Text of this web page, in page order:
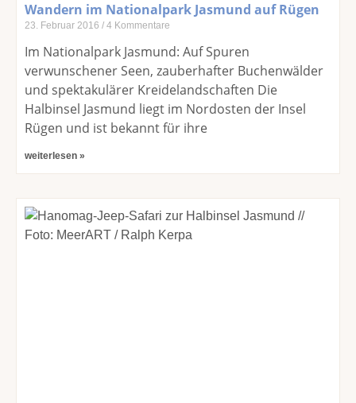
Wandern im Nationalpark Jasmund auf Rügen
23. Februar 2016 4 Kommentare
Im Nationalpark Jasmund: Auf Spuren
verwunschener Seen, zauberhafter Buchenwälder
und spektakulärer Kreidelandschaften Die
Halbinsel Jasmund liegt im Nordosten der Insel
Rügen und ist bekannt für ihre
weiterlesen »